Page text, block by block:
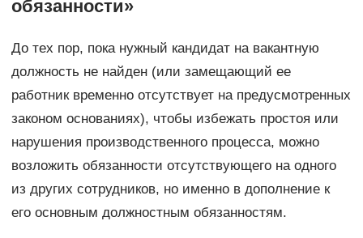
обязанности»
До тех пор, пока нужный кандидат на вакантную
должность не найден (или замещающий ее
работник временно отсутствует на предусмотренных
законом основаниях), чтобы избежать простоя или
нарушения производственного процесса, можно
возложить обязанности отсутствующего на одного
из других сотрудников, но именно в дополнение к
его основным должностным обязанностям.